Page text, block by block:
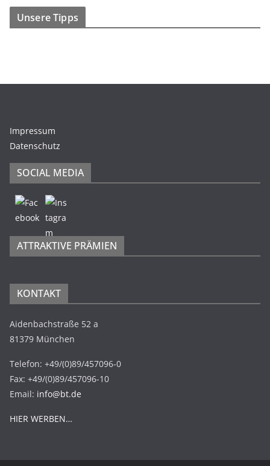
Unsere Tipps
Impressum
Datenschutz
SOCIAL MEDIA
ATTRAKTIVE PRÄMIEN
KONTAKT
Aidenbachstraße 52 a
81379 München
Telefon: +49/(0)89/457096-0
Fax: +49/(0)89/457096-10
Email: info@bt.de
HIER WERBEN…